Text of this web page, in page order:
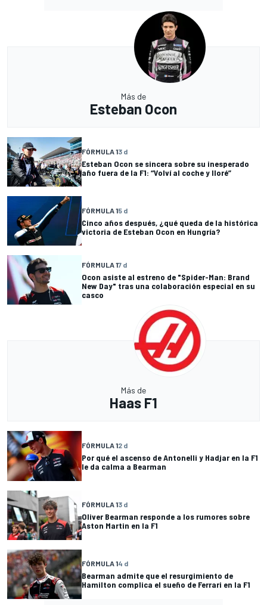
Más de
Esteban Ocon
FÓRMULA 13 d
Esteban Ocon se sincera sobre su inesperado
año fuera de la F1: “Volví al coche y lloré”
FÓRMULA 15 d
Cinco años después, ¿qué queda de la histórica
victoria de Esteban Ocon en Hungría?
FÓRMULA 17 d
Ocon asiste al estreno de "Spider-Man: Brand
New Day" tras una colaboración especial en su
casco
Más de
Haas F1
FÓRMULA 12 d
Por qué el ascenso de Antonelli y Hadjar en la F1
le da calma a Bearman
FÓRMULA 13 d
Oliver Bearman responde a los rumores sobre
Aston Martin en la F1
FÓRMULA 14 d
Bearman admite que el resurgimiento de
Hamilton complica el sueño de Ferrari en la F1